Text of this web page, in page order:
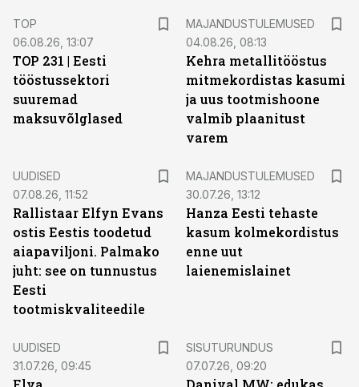
TOP
06.08.26, 13:07
TOP 231 | Eesti
tööstussektori
suuremad
maksuvõlglased
MAJANDUSTULEMUSED
04.08.26, 08:13
Kehra metallitööstus
mitmekordistas kasumi
ja uus tootmishoone
valmib plaanitust
varem
UUDISED
07.08.26, 11:52
Rallistaar Elfyn Evans
ostis Eestis toodetud
aiapaviljoni. Palmako
juht: see on tunnustus
Eesti
tootmiskvaliteedile
MAJANDUSTULEMUSED
30.07.26, 13:12
Hanza Eesti tehaste
kasum kolmekordistus
enne uut
laienemislainet
UUDISED
31.07.26, 09:45
SISUTURUNDUS
07.07.26, 09:20